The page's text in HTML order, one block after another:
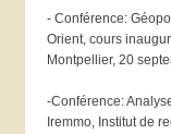
- Conférence:
Orient, cours
Montpellier, 20
-Conférence:
Iremmo, Institut de